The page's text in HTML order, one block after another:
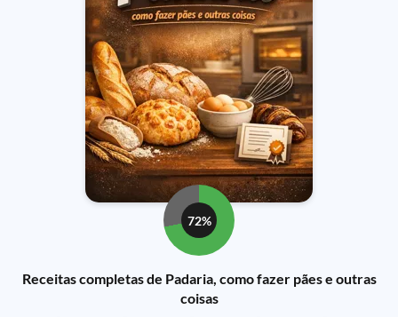
72%
Receitas completas de Padaria, como fazer pães e outras
coisas